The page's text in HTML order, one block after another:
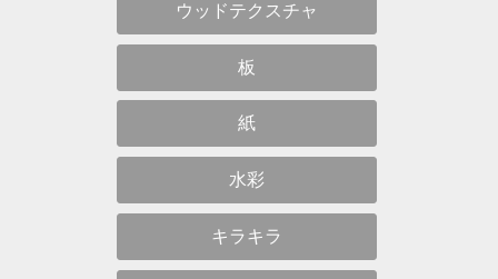
ウッドテクスチャ
板
紙
水彩
キラキラ